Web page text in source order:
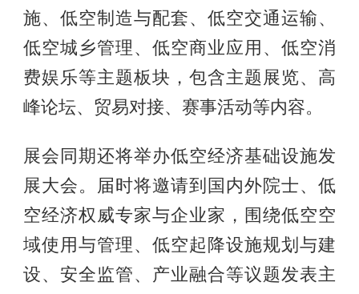
施、低空制造与配套、低空交通运输、
低空城乡管理、低空商业应用、低空消
费娱乐等主题板块，包含主题展览、高
峰论坛、贸易对接、赛事活动等内容。
展会同期还将举办低空经济基础设施发
展大会。届时将邀请到国内外院士、低
空经济权威专家与企业家，围绕低空空
域使用与管理、低空起降设施规划与建
设、安全监管、产业融合等议题发表主